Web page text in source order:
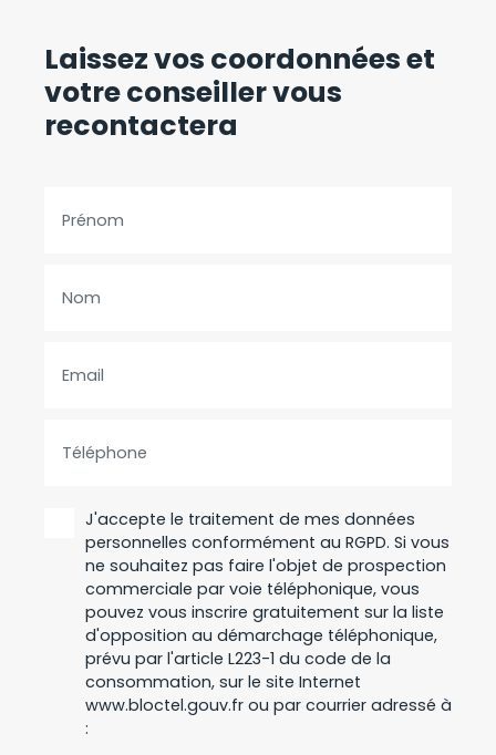
Laissez vos coordonnéeset
votre conseiller vous
recontactera
Prénom
Nom
Email
Téléphone
J'accepte le traitement de mes données
personnelles conformément au RGPD. Si vous
ne souhaitez pas faire l'objet de prospection
commerciale par voie téléphonique, vous
pouvez vous inscrire gratuitement sur la liste
d'opposition au démarchage téléphonique,
prévu par l'article L223-1 du code de la
consommation, sur le site Internet
www.bloctel.gouv.fr ou par courrier adressé à
: